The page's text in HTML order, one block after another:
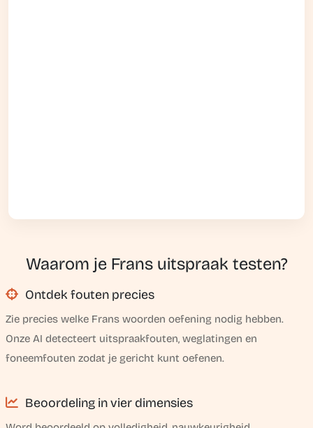
Waarom je Frans uitspraak testen?
Ontdek fouten precies
Zie precies welke Frans woorden oefening nodig hebben.
Onze AI detecteert uitspraakfouten, weglatingen en
foneemfouten zodat je gericht kunt oefenen.
Beoordeling in vier dimensies